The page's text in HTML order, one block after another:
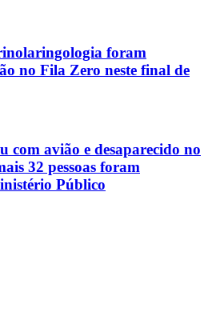
foram
no Fila Zero neste final de
com avião e desaparecido no
32 pessoas foram
Público